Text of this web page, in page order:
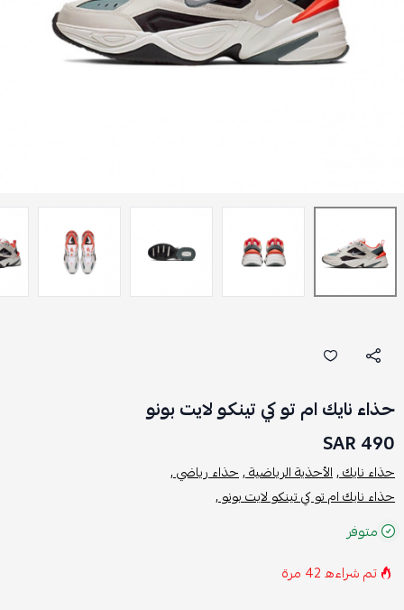
حذاء نايك ام تو كي تينكو لايت بونو
490 SAR
حذاء نايك ,الأحذية الرياضية ,حذاء رياضي ,
حذاء نايك ام تو كي تينكو لايت بونو ,
متوفر
تم شراءه42 مرة